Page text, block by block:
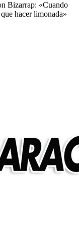
Bizarrap: «Cuando
hacer limonada»